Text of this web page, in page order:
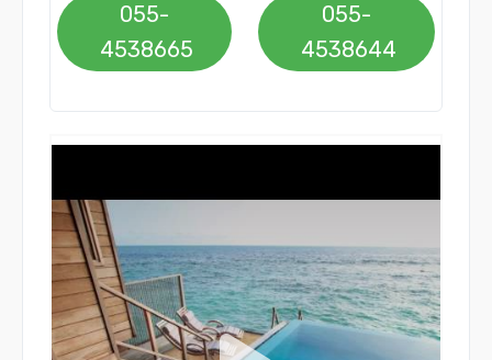
055-
4538644
055-
4538665